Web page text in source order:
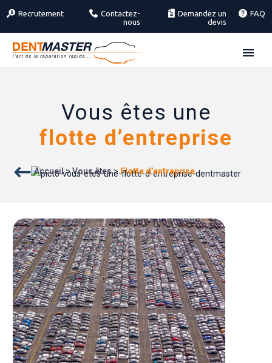
Recrutement
Contactez-
nous
Demandez un
devis
FAQ
Vous êtes une
flotte d’entreprise
Accueil>Vous êtes> Flotte d’entreprise